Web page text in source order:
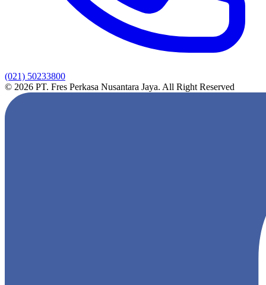
(021) 50233800
© 2026 PT. Fres Perkasa Nusantara Jaya. All Right Reserved